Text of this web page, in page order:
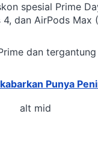
spesial Prime
4, dan AirPods
dan
Punya
alt mid